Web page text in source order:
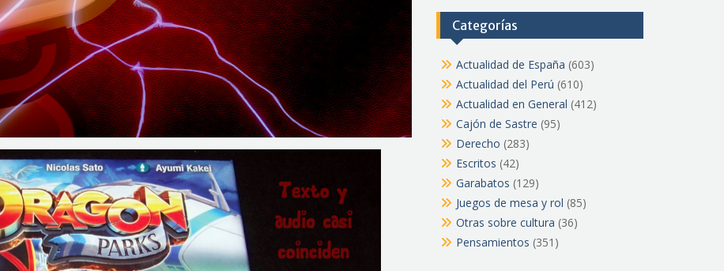
Categorías
Actualidad de España (603)
Actualidad del Perú (610)
Actualidad en General (412)
Cajón de Sastre (95)
Derecho (283)
Escritos (42)
Garabatos (129)
Juegos de mesa y rol (85)
Otras sobre cultura (36)
Pensamientos (351)